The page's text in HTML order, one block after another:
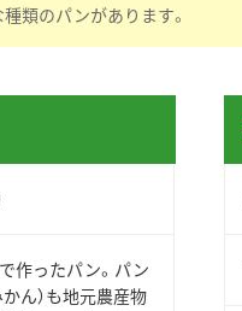
類のパンがあります。
作ったパン。パン
ん）も地元農産物